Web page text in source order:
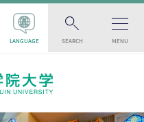
LANGUAGE SEARCH MENU